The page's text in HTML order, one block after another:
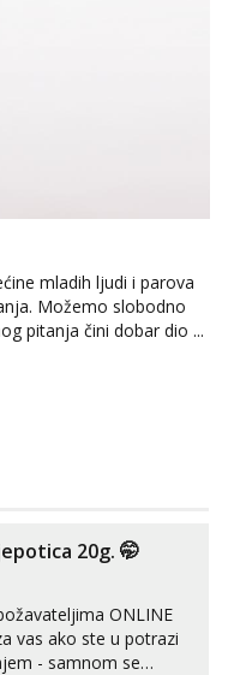
mladih ljudi i parova
Možemo slobodno
pitanja čini dobar dio ...
20g. 🤭
ONLINE
vas ako ste u potrazi
- samnom se